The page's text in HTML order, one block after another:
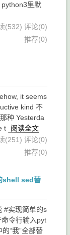
里默
(532) 评论(0)
推荐(0)
it seems
kind 不
种 Yesterda
t
阅读全文
(251) 评论(0)
推荐(0)
shell sed替
#实现简单的s
令行输入pyt
“我”全部替